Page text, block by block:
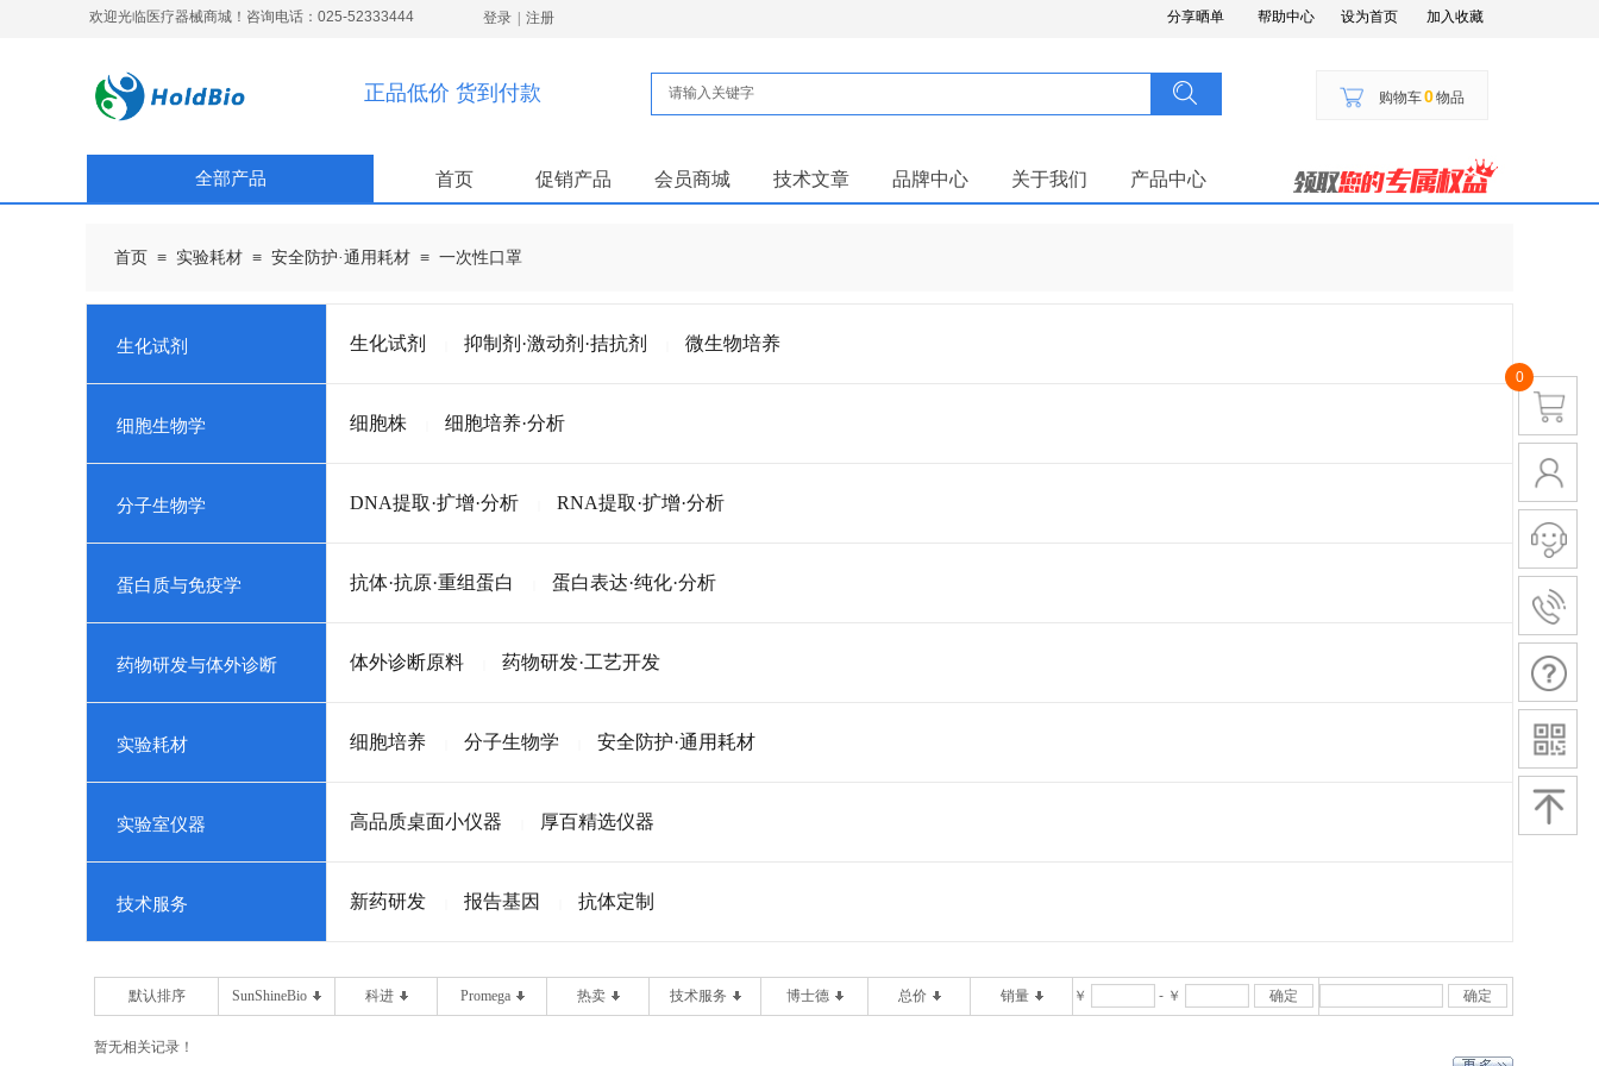
帮助中心
分享晒单
登录 注册
欢迎光临医疗器械商城！咨询电话：025-52333444 设为首页 加入收藏
购物车0物品
正品低价 货到付款 搜索
按钮文本
全部产品 首页 促销产品 会员商城 技术文章 品牌中心 关于我们 产品中心
首页 ≡ 实验耗材 ≡ 安全防护·通用耗材 ≡ 一次性口罩
生化试剂 生化试剂 抑制剂·激动剂·拮抗剂 微生物培养
细胞生物学 细胞株 细胞培养·分析
分子生物学 DNA提取·扩增·分析 RNA提取·扩增·分析
蛋白质与免疫学 抗体·抗原·重组蛋白 蛋白表达·纯化·分析
药物研发与体外诊断 体外诊断原料 药物研发·工艺开发
实验耗材 细胞培养 分子生物学 安全防护·通用耗材
实验室仪器 高品质桌面小仪器 厚百精选仪器
技术服务 新药研发 报告基因 抗体定制
默认排序 SunShineBio 科进 Promega 热卖 技术服务 博士德 总价 销量 ￥ - ￥ 确定 确定
暂无相关记录！
0